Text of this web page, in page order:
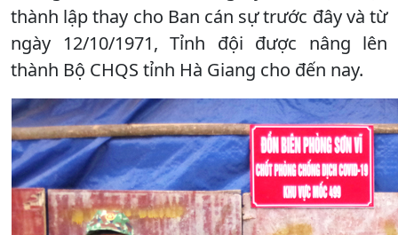
thành lập thay cho Ban cán sự trước đây và từ
ngày 12/10/1971, Tỉnh đội được nâng lên
thành Bộ CHQS tỉnh Hà Giang cho đến nay.